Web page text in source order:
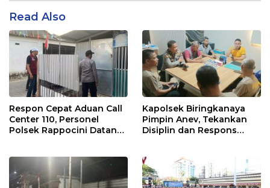
Read Also
Respon Cepat Aduan Call
Center 110, Personel
Polsek Rappocini Datangi
Kapolsek Biringkanaya
Pimpin Anev, Tekankan
Disiplin dan Respons